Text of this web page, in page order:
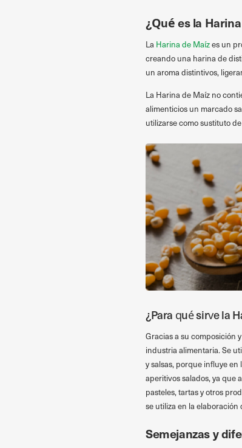
¿Qué es la
La Harina de Maízes un
creando una harina de
un aroma distintivos,
La Harina de Maíz no
alimenticios un marcado
utilizarse como sustituto
¿Para qué sirve la
Gracias a su composición
industria alimentaria. Se
y salsas, porque influye
aperitivos salados, ya que
pasteles, tartas y otros
se utiliza en la
Semejanzas y